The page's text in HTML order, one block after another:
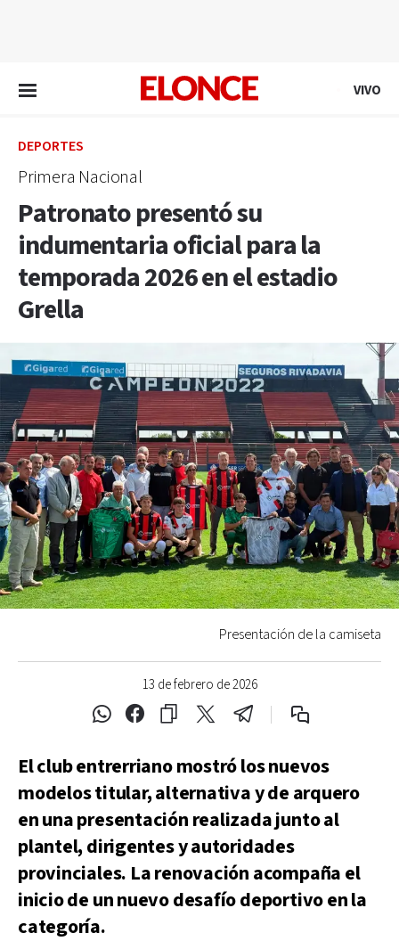
VIVO
DEPORTES
Primera Nacional
Patronato presentó su
indumentaria oficial para la
temporada 2026 en el estadio
Grella
13 de febrero de 2026
Presentación de la camiseta
El club entrerriano mostró los nuevos
modelos titular, alternativa y de arquero
en una presentación realizada junto al
plantel, dirigentes y autoridades
provinciales. La renovación acompaña el
inicio de un nuevo desafío deportivo en la
categoría.